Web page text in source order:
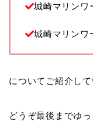
城崎マリンワ
城崎マリンワ
についてご紹介して
どうぞ最後までゆ